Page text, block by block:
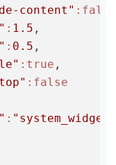
content" :false
: 1.5 ,
: 0.5 ,
:true ,
:false
: